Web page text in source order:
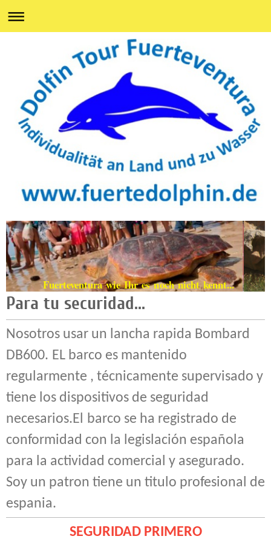
Fuerteventura wie Ihr es noch nicht kennt...
Para tu securidad...
Nosotros usar un lancha rapida Bombard
DB600. EL barco es mantenido
regularmente , técnicamente supervisado y
tiene los dispositivos de seguridad
necesarios.El barco se ha registrado de
conformidad con la legislación española
para la actividad comercial y asegurado.
Soy un patron tiene un titulo profesional de
espania.
SEGURIDAD PRIMERO